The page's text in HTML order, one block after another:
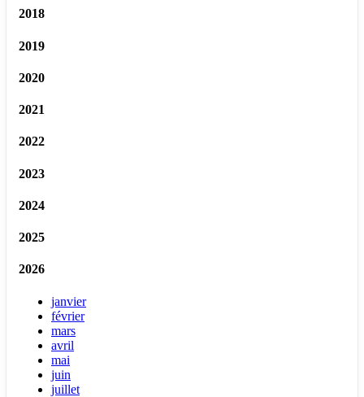
2018
2019
2020
2021
2022
2023
2024
2025
2026
janvier
février
mars
avril
mai
juin
juillet